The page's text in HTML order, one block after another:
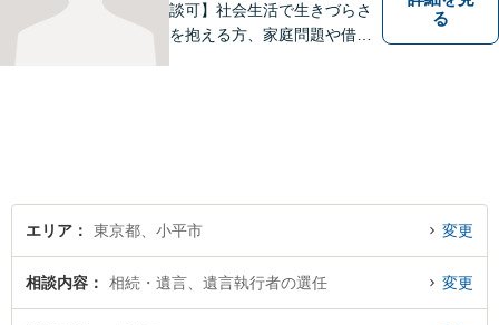
談可】社会生活で生きづらさ
を抱える方、家庭問題や借金
る
エリア 東京都、小平市 変更
相談内容 相続・遺言、遺言執行者の選任 変更